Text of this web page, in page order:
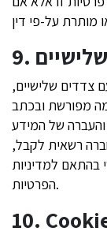
צדדים שלישיים,
מפורשת ובכתב
והעברה של המידע
רשאית לקבל,
בהתאם למדיניות
הפרטיות.
10.